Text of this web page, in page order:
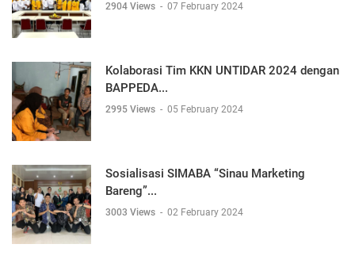
2904 Views - 07 February 2024
Kolaborasi Tim KKN UNTIDAR 2024 dengan
BAPPEDA...
2995 Views - 05 February 2024
Sosialisasi SIMABA “Sinau Marketing
Bareng”...
3003 Views - 02 February 2024